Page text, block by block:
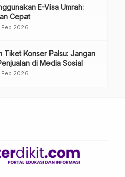
E-Visa Umrah:
Cepat
Feb 2026
Tiket Konser Palsu: Jangan
di Media Sosial
Feb 2026